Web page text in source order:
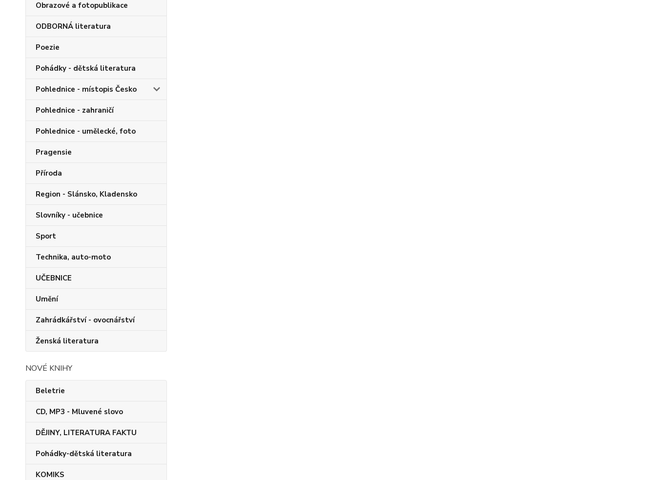
Obrazové a fotopublikace
ODBORNÁ literatura
Poezie
Pohádky - dětská literatura
Pohlednice - místopis Česko
Pohlednice - zahraničí
Pohlednice - umělecké, foto
Pragensie
Příroda
Region - Slánsko, Kladensko
Slovníky - učebnice
Sport
Technika, auto-moto
UČEBNICE
Umění
Zahrádkářství - ovocnářství
Ženská literatura
NOVÉ KNIHY
Beletrie
CD, MP3 - Mluvené slovo
DĚJINY, LITERATURA FAKTU
Pohádky-dětská literatura
KOMIKS